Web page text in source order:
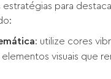
estratégias para
: utilize cores
visuais que